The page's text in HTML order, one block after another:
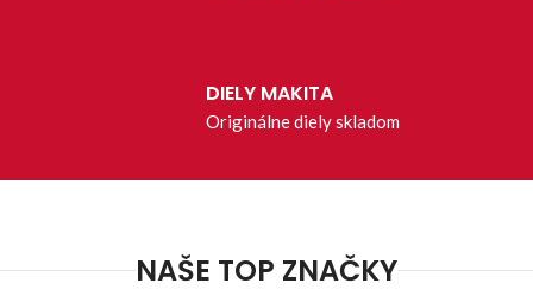
DIELY MAKITA
Originálne diely skladom
NAŠE TOP ZNAČKY